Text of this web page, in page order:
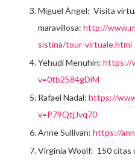
Miguel Ángel: Visita
maravillosa: http://
sistina/tour-virtuale.html
Yehudi Menuhin: https://
v=0tb2584gDiM
Rafael Nadal: https://
v=P79QtjJvq70
Anne Sullivan: https://
Virginia Woolf: 150 citas